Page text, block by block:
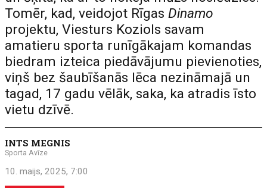
Tomēr, kad, veidojot RīgasDinamo
projektu, Viesturs Koziols savam
amatieru sporta runīgākajam komandas
biedram izteica piedāvājumu pievienoties,
viņš bez šaubīšanās lēca nezināmajā un
tagad, 17 gadu vēlāk, saka, ka atradis īsto
vietu dzīvē.
INTS MEGNIS
Sporta Avīze
10. maijs, 2025, 7:00